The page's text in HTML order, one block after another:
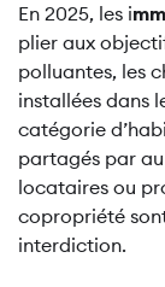
En 2025, les i
plier aux
polluantes, les
installées dans
catégorie
partagés par au
locataires ou
copropriété
interdiction.